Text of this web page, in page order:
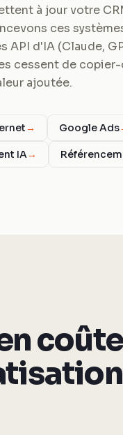
à jour votre
ces
API d'IA (Claude,
cessent de
ajoutée.
→ Google Ads
IA→